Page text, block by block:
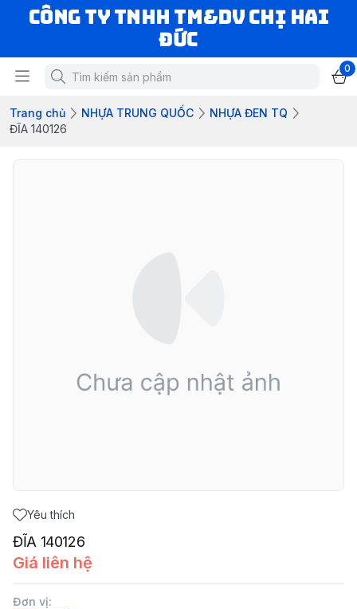
CÔNG TY TNHH TM&DV CHỊ HAI
ĐỨC
0
Trang chủ NHỰA TRUNG QUỐC
NHỰA ĐEN TQ
ĐĨA 140126
Yêu thích
ĐĨA 140126
Giá liên hệ
Đơn vị: